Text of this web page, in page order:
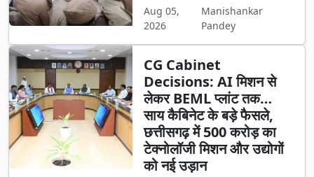
Aug 05,
2026
Manishankar
Pandey
CG Cabinet
Decisions: AI मिशन से
लेकर BEML प्लांट तक…
साय कैबिनेट के बड़े फैसले,
छत्तीसगढ़ में 500 करोड़ का
टेक्नोलॉजी मिशन और उद्योगों
को नई उड़ान